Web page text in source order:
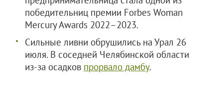
победительниц премии Forbes Woman
Mercury Awards 2022–2023.
Сильные ливни обрушились на Урал 26
июля. В соседней Челябинской области
из-за осадков прорвало дамбу.